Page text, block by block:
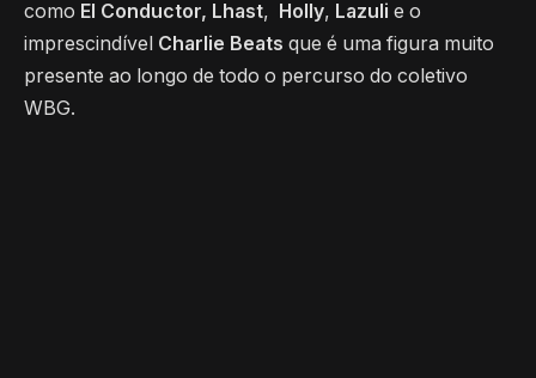
como El Conductor, Lhast, Holly, Lazuli e o
imprescindível Charlie Beats que é uma figura muito
presente ao longo de todo o percurso do coletivo
WBG.